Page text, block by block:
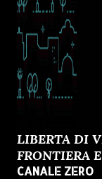
LIBERTA DI
FRONTIERA
CANALE ZERO